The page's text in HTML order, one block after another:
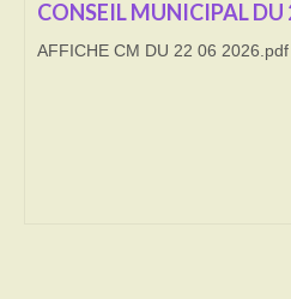
Transport
CONSEIL MUNICIPAL DU
AFFICHE CM DU 22 06 2026.pdf